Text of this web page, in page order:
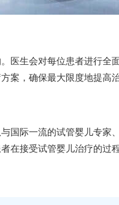
医生会对每位患者进行全
案，确保最大限度地提高治
国际一流的试管婴儿专家
在接受试管婴儿治疗的过